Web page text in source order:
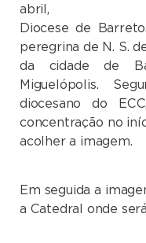
Diocese de
peregrina de N. S.
da cidade de
Miguelópolis.
diocesano do
concentração no
acolher a imagem.
Em seguida a
a Catedral onde